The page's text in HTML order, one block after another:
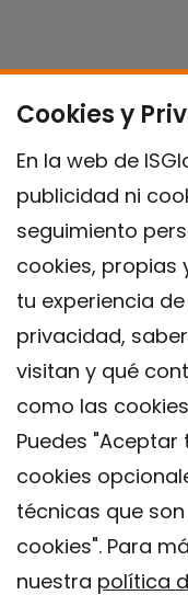
Cookies y
En la web de
publicidad ni
seguimiento
cookies, propias
tu experiencia
privacidad,
visitan y qué
como las
Puedes "Aceptar
cookies
técnicas que
cookies". Para
nuestra política
Contacto